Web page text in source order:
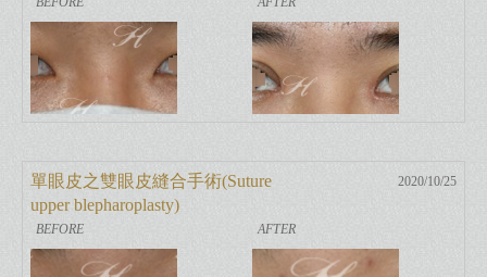
單眼皮之雙眼皮縫合手術(Suture
upper blepharoplasty)
2020/10/25